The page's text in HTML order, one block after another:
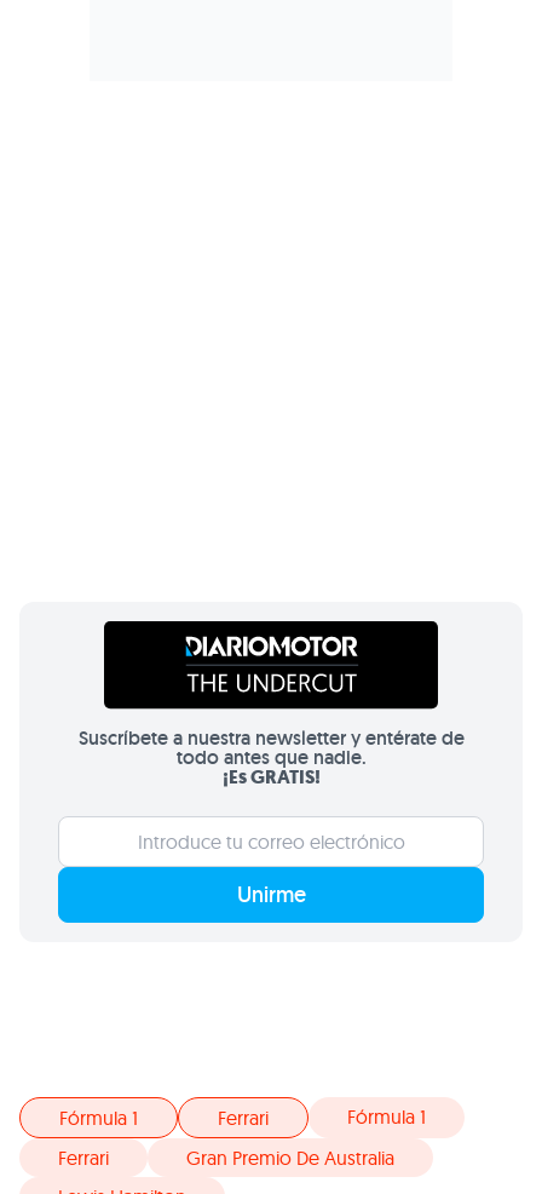
Suscríbete a nuestra newsletter y entérate de
todo antes que nadie.
¡Es GRATIS!
Unirme
Fórmula 1 Ferrari
Fórmula 1
Ferrari
Gran Premio De Australia